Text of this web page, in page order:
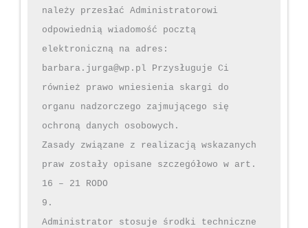
należy przesłać Administratorowi
odpowiednią wiadomość pocztą
elektroniczną na adres:
barbara.jurga@wp.pl Przysługuje Ci
również prawo wniesienia skargi do
organu nadzorczego zajmującego się
ochroną danych osobowych.
Zasady związane z realizacją wskazanych
praw zostały opisane szczegółowo w art.
16 – 21 RODO
9.
Administrator stosuje środki techniczne